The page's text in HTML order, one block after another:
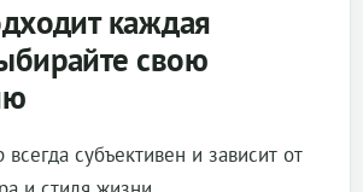
каждая
свою
субъективен и зависит от